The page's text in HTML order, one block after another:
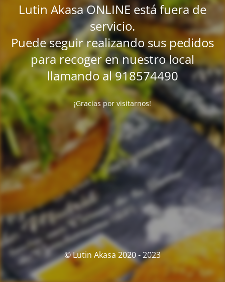
Lutin Akasa ONLINE está fuera de
servicio.
Puede seguir realizando sus pedidos
para recoger en nuestro local
llamando al 918574490
¡Gracias por visitarnos!
© Lutin Akasa 2020 - 2023